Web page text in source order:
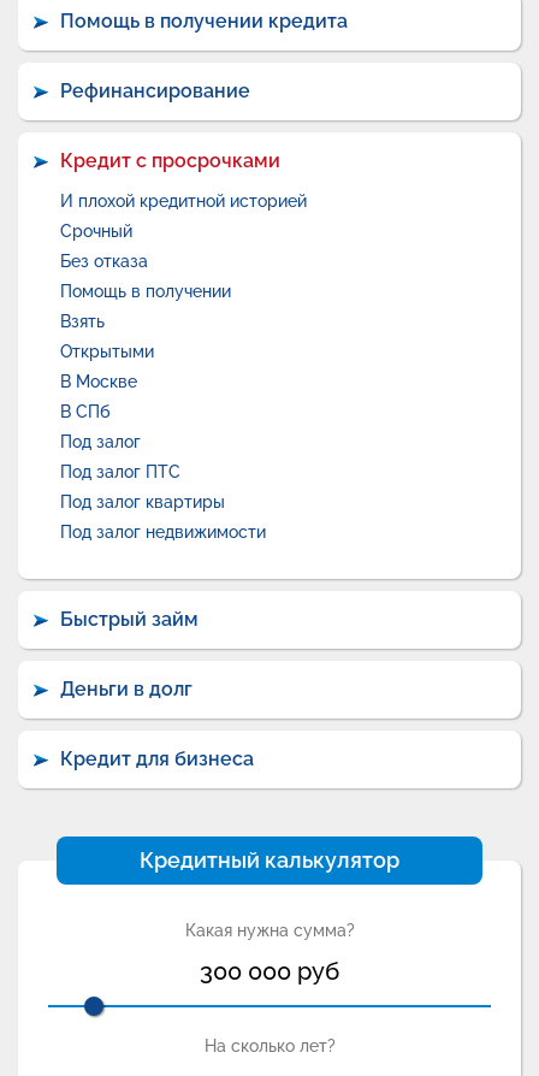
Помощь в получении кредита
Рефинансирование
Кредит с просрочками
И плохой кредитной историей
Срочный
Без отказа
Помощь в получении
Взять
Открытыми
В Москве
В СПб
Под залог
Под залог ПТС
Под залог квартиры
Под залог недвижимости
Быстрый займ
Деньги в долг
Кредит для бизнеса
Кредитный калькулятор
Какая нужна сумма?
300 000 руб
На сколько лет?